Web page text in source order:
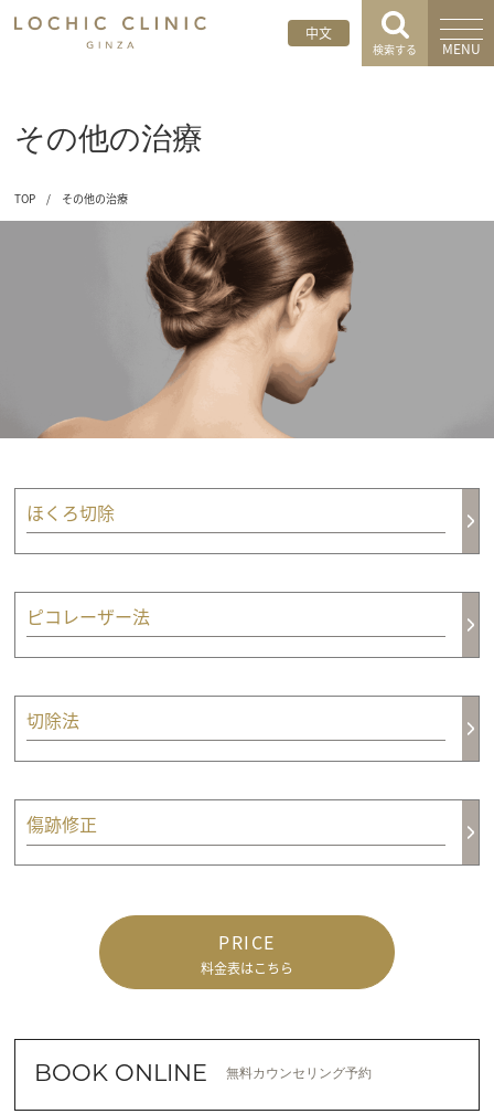
中文
検索する MENU
その他の治療
TOP / その他の治療
ほくろ切除
ピコレーザー法
切除法
傷跡修正
PRICE
料金表はこちら
BOOK ONLINE 無料カウンセリング予約